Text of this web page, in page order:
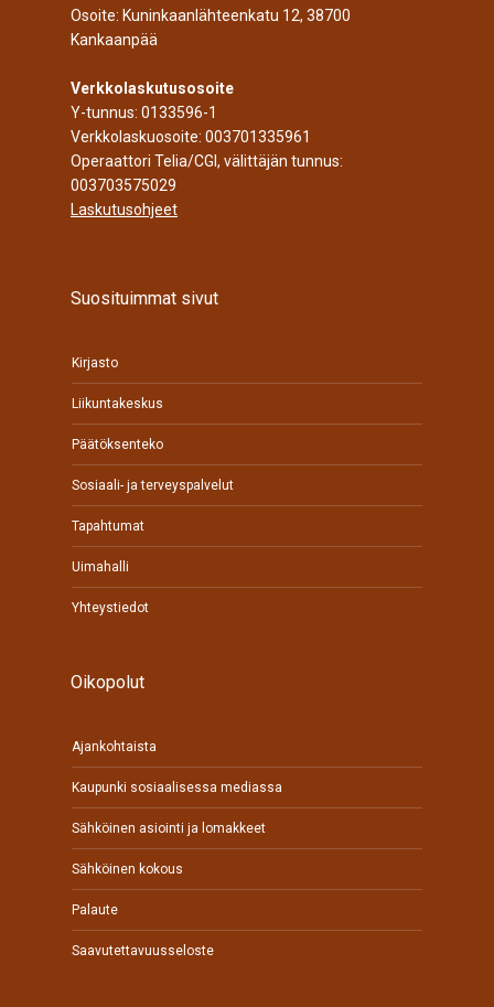
Osoite: Kuninkaanlähteenkatu 12, 38700
Kankaanpää
Verkkolaskutusosoite
Y-tunnus: 0133596-1
Verkkolaskuosoite: 003701335961
Operaattori Telia/CGI, välittäjän tunnus:
003703575029
Laskutusohjeet
Suosituimmat sivut
Kirjasto
Liikuntakeskus
Päätöksenteko
Sosiaali- ja terveyspalvelut
Tapahtumat
Uimahalli
Yhteystiedot
Oikopolut
Ajankohtaista
Kaupunki sosiaalisessa mediassa
Sähköinen asiointi ja lomakkeet
Sähköinen kokous
Palaute
Saavutettavuusseloste